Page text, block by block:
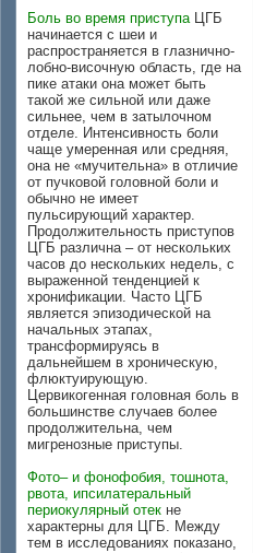
Боль во время приступаЦГБ
начинается с шеи и
распространяется в глазнично-
лобно-височную область, где на
пике атаки она может быть
такой же сильной или даже
сильнее, чем в затылочном
отделе. Интенсивность боли
чаще умеренная или средняя,
она не «мучительна» в отличие
от пучковой головной боли и
обычно не имеет
пульсирующий характер.
Продолжительность приступов
ЦГБ различна – от нескольких
часов до нескольких недель, с
выраженной тенденцией к
хронификации. Часто ЦГБ
является эпизодической на
начальных этапах,
трансформируясь в
дальнейшем в хроническую,
флюктуирующую.
Цервикогенная головная боль в
большинстве случаев более
продолжительна, чем
мигренозные приступы.
Фото– и фонофобия, тошнота,
рвота, ипсилатеральный
периокулярный отек не
характерны для ЦГБ. Между
тем в исследованиях показано,